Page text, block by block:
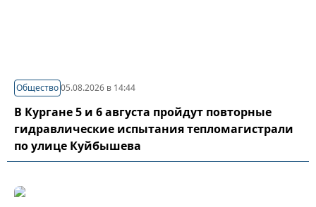
Общество05.08.2026 в 14:44
В Кургане 5 и 6 августа пройдут повторные
гидравлические испытания тепломагистрали
по улице Куйбышева